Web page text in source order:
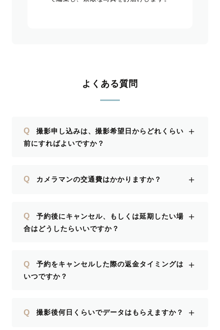
よくある質問
Q
撮影申し込みは、撮影希望日からどれくらい
前にすればよいですか？
＋
Q カメラマンの交通費はかかりますか？ ＋
Q
予約後にキャンセル、もしくは延期したい場
合はどうしたらいいですか？
＋
Q
予約をキャンセルした際の返金タイミングは
いつですか？
＋
Q 撮影後何日くらいでデータはもらえますか？ ＋